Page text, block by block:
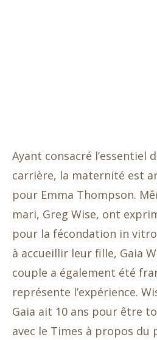
Ayant consacré l’essentiel
carrière, la maternité est
pour Emma Thompson.
mari, Greg Wise, ont
pour la fécondation in vitro
à accueillir leur fille, Gaia
couple a également été
représente l’expérience.
Gaia ait 10 ans pour être
avec le Times à propos du